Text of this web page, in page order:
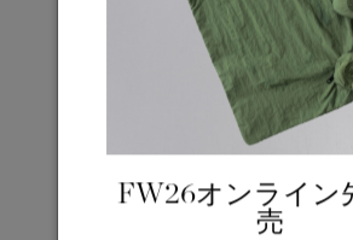
FW26オンライン
売